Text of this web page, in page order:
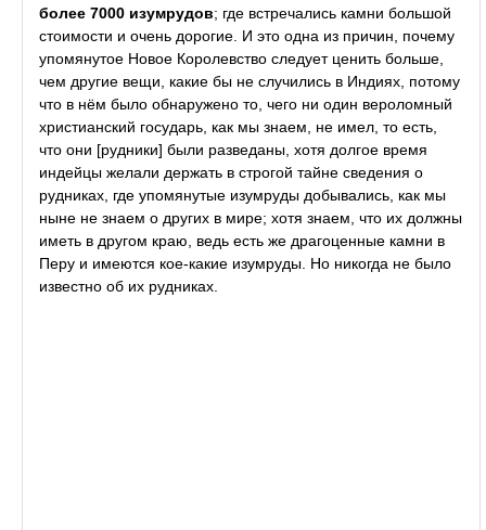
более 7000 изумрудов; где встречались камни большой
стоимости и очень дорогие. И это одна из причин, почему
упомянутое Новое Королевство следует ценить больше,
чем другие вещи, какие бы не случились в Индиях, потому
что в нём было обнаружено то, чего ни один вероломный
христианский государь, как мы знаем, не имел, то есть,
что они [рудники] были разведаны, хотя долгое время
индейцы желали держать в строгой тайне сведения о
рудниках, где упомянутые изумруды добывались, как мы
ныне не знаем о других в мире; хотя знаем, что их должны
иметь в другом краю, ведь есть же драгоценные камни в
Перу и имеются кое-какие изумруды. Но никогда не было
известно об их рудниках.